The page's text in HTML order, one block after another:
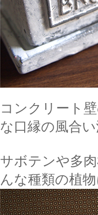
コンクリート
な口縁の風合
サボテンや多
んな種類の植